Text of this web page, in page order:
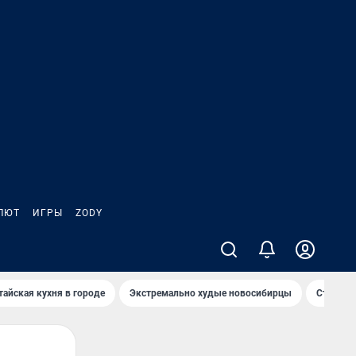
ИГРЫ ZODY
кухня в городе Экстремально худые новосибирцы Старт